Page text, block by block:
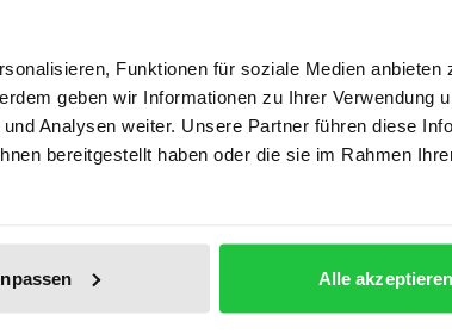
Funktionen für soziale Medien anbieten
geben wir Informationen zu Ihrer Verwendung
Analysen weiter. Unsere Partner führen diese
bereitgestellt haben oder die sie im Rahmen
Alle akzeptieren
addresses the question of whether
Contrary to the prevailing view and the